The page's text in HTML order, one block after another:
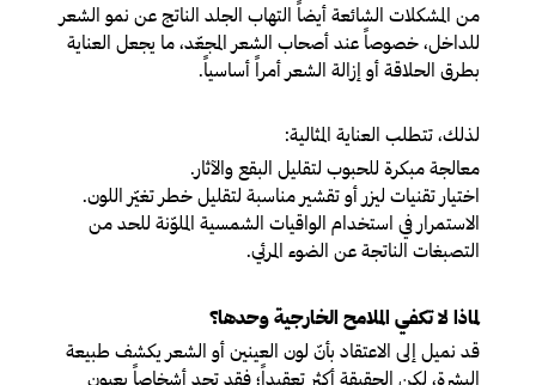
من المشكلات الشائعة أيضاً التهاب الجلد الناتج عن نمو الشعر
للداخل، خصوصاً عند أصحاب الشعر المجعّد، ما يجعل العناية
بطرق الحلاقة أو إزالة الشعر أمراً أساسياً.
لذلك، تتطلب العناية المثالية:
معالجة مبكرة للحبوب لتقليل البقع والآثار.
اختيار تقنيات ليزر أو تقشير مناسبة لتقليل خطر تغيّر اللون.
الاستمرار في استخدام الواقيات الشمسية الملوّنة للحد من
التصبغات الناتجة عن الضوء المرئي.
لماذا لا تكفي الملامح الخارجية وحدها؟
قد نميل إلى الاعتقاد بأنّ لون العينين أو الشعر يكشف طبيعة
البشرة، لكن الحقيقة أكثر تعقيداً؛ فقد تجد أشخاصاً بعيون